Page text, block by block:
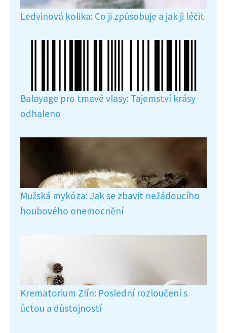
Ledvinová kolika: Co ji způsobuje a jak ji léčit
Balayage pro tmavé vlasy: Tajemství krásy
odhaleno
Mužská mykóza: Jak se zbavit nežádoucího
houbového onemocnění
Krematorium Zlín: Poslední rozloučení s
úctou a důstojností